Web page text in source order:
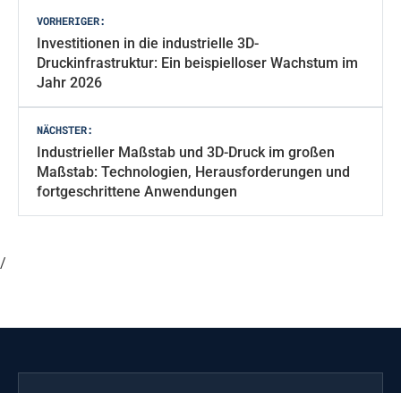
Beitragsnavigation
VORHERIGER:
Investitionen in die industrielle 3D-
Druckinfrastruktur: Ein beispielloser Wachstum im
Jahr 2026
NÄCHSTER:
Industrieller Maßstab und 3D-Druck im großen
Maßstab: Technologien, Herausforderungen und
fortgeschrittene Anwendungen
/